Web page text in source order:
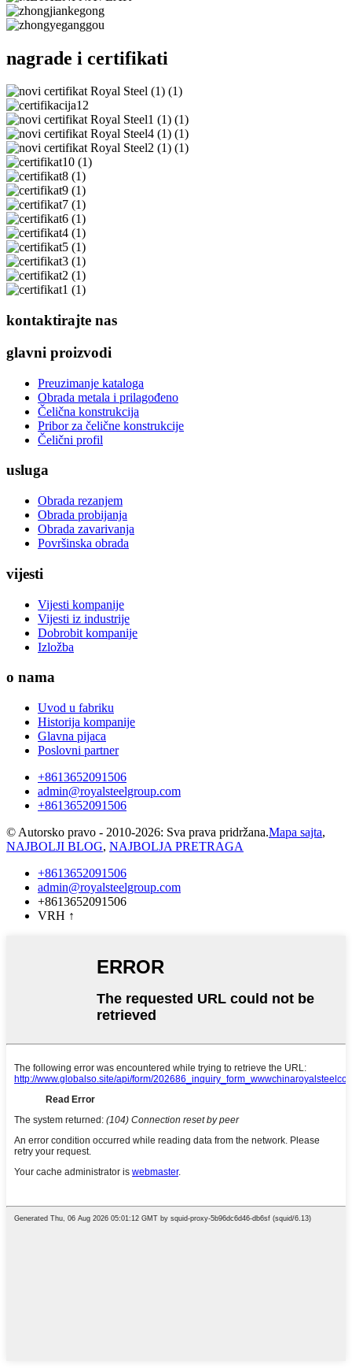
nagrade i certifikati
kontaktirajte nas
glavni proizvodi
Preuzimanje kataloga
Obrada metala i prilagođeno
Čelična konstrukcija
Pribor za čelične konstrukcije
Čelični profil
usluga
Obrada rezanjem
Obrada probijanja
Obrada zavarivanja
Površinska obrada
vijesti
Vijesti kompanije
Vijesti iz industrije
Dobrobit kompanije
Izložba
o nama
Uvod u fabriku
Historija kompanije
Glavna pijaca
Poslovni partner
+8613652091506
admin@royalsteelgroup.com
+8613652091506
© Autorsko pravo - 2010-2026: Sva prava pridržana.Mapa sajta,
NAJBOLJI BLOG, NAJBOLJA PRETRAGA
+8613652091506
admin@royalsteelgroup.com
+8613652091506
VRH ↑